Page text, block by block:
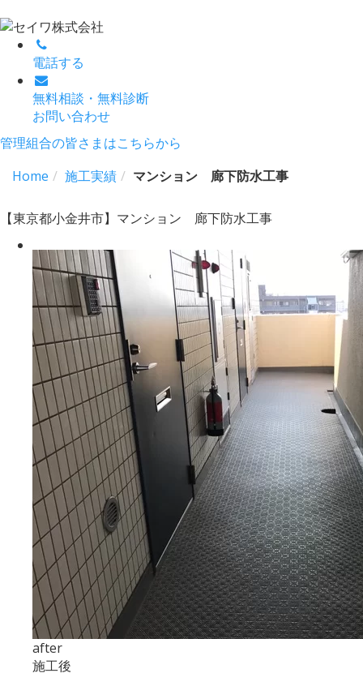
電話する
無料相談・無料診断
お問い合わせ
管理組合の皆さまはこちらから
Home
施工実績 マンション 廊下防水工事
【東京都小金井市】マンション 廊下防水工事
after
施工後